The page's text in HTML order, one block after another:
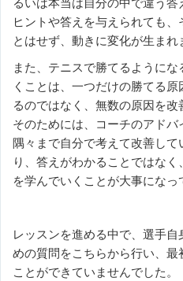
るいは本当は自分の中で違う答
ヒントや答えを与えられても
とはせず、動きに変化が生まれ
また、テニスで勝てるように
くことは、一つだけの勝てる
るのではなく、無数の原因を改
そのためには、コーチのアドバ
隅々まで自分で考えて改善し
り、答えがわかることではな
を学んでいくことが大事になっ
レッスンを進める中で、選手
めの質問をこちらから行い、
ことができていませんでした。